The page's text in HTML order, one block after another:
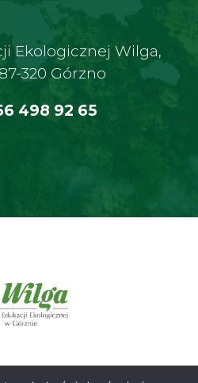
Ekologicznej Wilga,
320 Górzno
498 92 65